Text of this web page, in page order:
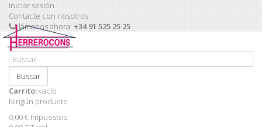
Iniciar sesión
Contacte con nosotros
Llámanos ahora: +34 91 525 25 25
Buscar
Carrito:vacío
Ningún producto
0,00 € Impuestos